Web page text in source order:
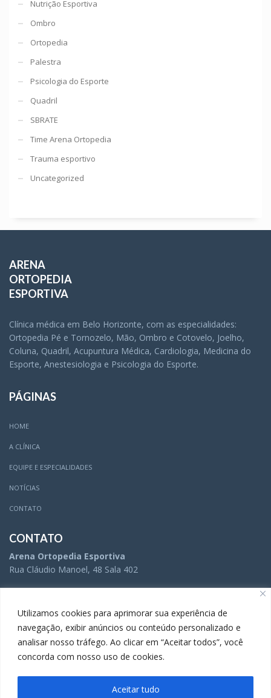
Utilizamos cookies para aprimorar sua experiência de
navegação, exibir anúncios ou conteúdo personalizado e
analisar nosso tráfego. Ao clicar em “Aceitar todos”, você
concorda com nosso uso de cookies.
Aceitar tudo
Nutrição Esportiva
Ombro
Ortopedia
Palestra
Psicologia do Esporte
Quadril
SBRATE
Time Arena Ortopedia
Trauma esportivo
Uncategorized
ARENA
ORTOPEDIA
ESPORTIVA
Clínica médica em Belo Horizonte, com as especialidades:
Ortopedia Pé e Tornozelo, Mão, Ombro e Cotovelo, Joelho,
Coluna, Quadril, Acupuntura Médica, Cardiologia, Medicina do
Esporte, Anestesiologia e Psicologia do Esporte.
PÁGINAS
HOME
A CLÍNICA
EQUIPE E ESPECIALIDADES
NOTÍCIAS
CONTATO
CONTATO
Arena Ortopedia Esportiva
Rua Cláudio Manoel, 48 Sala 402
(31) 3504-5005
(31) 3283-9738